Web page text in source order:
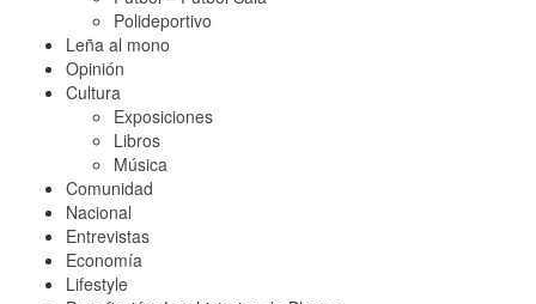
Polideportivo
Leña al mono
Opinión
Cultura
Exposiciones
Libros
Música
Comunidad
Nacional
Entrevistas
Economía
Lifestyle